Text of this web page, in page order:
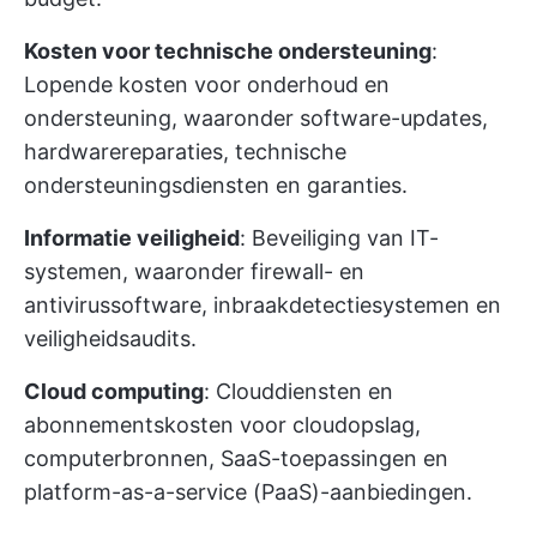
Kosten voor technische ondersteuning:
Lopende kosten voor onderhoud en
ondersteuning, waaronder software-updates,
hardwarereparaties, technische
ondersteuningsdiensten en garanties.
Informatie veiligheid: Beveiliging van IT-
systemen, waaronder firewall- en
antivirussoftware, inbraakdetectiesystemen en
veiligheidsaudits.
Cloud computing: Clouddiensten en
abonnementskosten voor cloudopslag,
computerbronnen, SaaS-toepassingen en
platform-as-a-service (PaaS)-aanbiedingen.